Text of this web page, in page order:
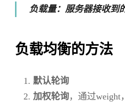
负载量：服务器接收到
负载均衡的方法
默认轮询
加权轮询，通过weight